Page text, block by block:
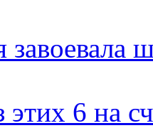
6 на